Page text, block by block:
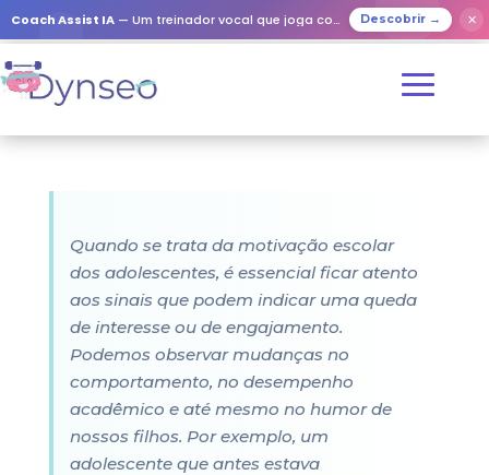
Coach Assist IA — Um treinador vocal que joga com os seus entes queridos Descobrir → ✕
Quando se trata da motivação escolar
dos adolescentes, é essencial ficar atento
aos sinais que podem indicar uma queda
de interesse ou de engajamento.
Podemos observar mudanças no
comportamento, no desempenho
acadêmico e até mesmo no humor de
nossos filhos. Por exemplo, um
adolescente que antes estava